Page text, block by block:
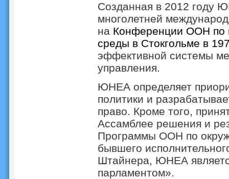
Созданная в 2012 году
многолетней
на Конференции ООН по
среды в Стокгольме в
эффективной системы
управления.
ЮНЕА определяет
политики и
право. Кроме того,
Ассамблее решения и
Программы ООН по
бывшего
Штайнера, ЮНЕА
парламентом».